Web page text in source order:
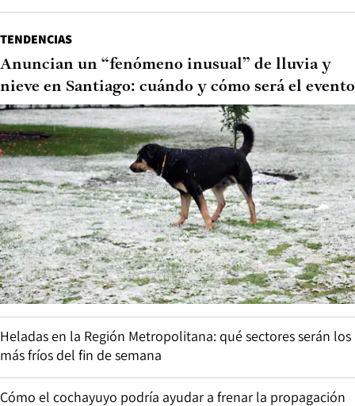
TENDENCIAS
Anuncian un “fenómeno inusual” de lluvia y
nieve en Santiago: cuándo y cómo será el evento
Heladas en la Región Metropolitana: qué sectores serán los
más fríos del fin de semana
Cómo el cochayuyo podría ayudar a frenar la propagación